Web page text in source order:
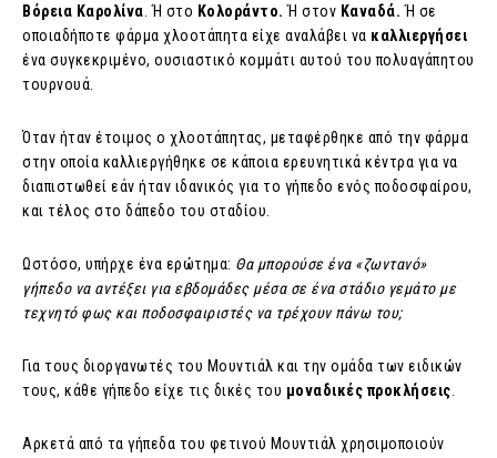
Βόρεια Καρολίνα. Ή στο Κολοράντο. Ή στον Καναδά. Ή σε
οποιαδήποτε φάρμα χλοοτάπητα είχε αναλάβει να καλλιεργήσει
ένα συγκεκριμένο, ουσιαστικό κομμάτι αυτού του πολυαγάπητου
τουρνουά.
Όταν ήταν έτοιμος ο χλοοτάπητας, μεταφέρθηκε από την φάρμα
στην οποία καλλιεργήθηκε σε κάποια ερευνητικά κέντρα για να
διαπιστωθεί εάν ήταν ιδανικός για το γήπεδο ενός ποδοσφαίρου,
και τέλος στο δάπεδο του σταδίου.
Ωστόσο, υπήρχε ένα ερώτημα: Θα μπορούσε ένα «ζωντανό»
γήπεδο να αντέξει για εβδομάδες μέσα σε ένα στάδιο γεμάτο με
τεχνητό φως και ποδοσφαιριστές να τρέχουν πάνω του;
Για τους διοργανωτές του Μουντιάλ και την ομάδα των ειδικών
τους, κάθε γήπεδο είχε τις δικές του μοναδικές προκλήσεις.
Αρκετά από τα γήπεδα του φετινού Μουντιάλ χρησιμοποιούν